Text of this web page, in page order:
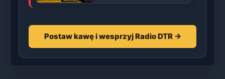
Postaw kawę i wesprzyj Radio DTR →